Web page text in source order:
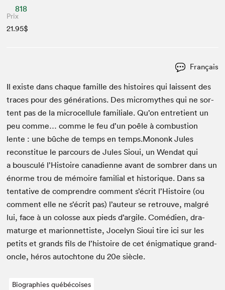
818
Prix
21.95$
Français
Il existe dans chaque famille des his­toires qui lais­sent des
traces pour des généra­tions. Des micromythes qui ne sor­
tent pas de la micro­cel­lule famil­iale. Qu’on entre­tient un
peu comme… comme le feu d’un poêle à com­bus­tion
lente : une bûche de temps en temps.Mononk Jules
recon­stitue le par­cours de Jules Sioui, un Wen­dat qui
a bous­culé l’His­toire cana­di­enne avant de som­br­er dans un
énorme trou de mémoire famil­ial et his­torique. Dans sa
ten­ta­tive de com­pren­dre com­ment s’écrit l’His­toire (ou
com­ment elle ne s’écrit pas) l’au­teur se retrou­ve, mal­gré
lui, face à un colosse aux pieds d’argile. Comé­di­en, dra­
maturge et mar­i­on­net­tiste, Joce­lyn Sioui tire ici sur les
petits et grands fils de l’his­toire de cet énig­ma­tique grand-
oncle, héros autochtone du20e siècle.
Biographies québécoises